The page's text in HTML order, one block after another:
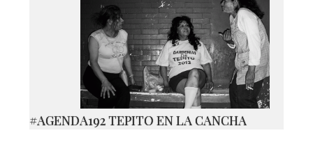
#AGENDA192 TEPITO EN LA CANCHA